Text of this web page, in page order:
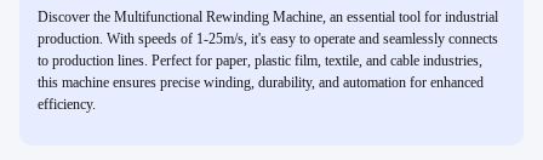
Discover the Multifunctional Rewinding Machine, an essential tool for industrial
production. With speeds of 1-25m/s, it's easy to operate and seamlessly connects
to production lines. Perfect for paper, plastic film, textile, and cable industries,
this machine ensures precise winding, durability, and automation for enhanced
efficiency.